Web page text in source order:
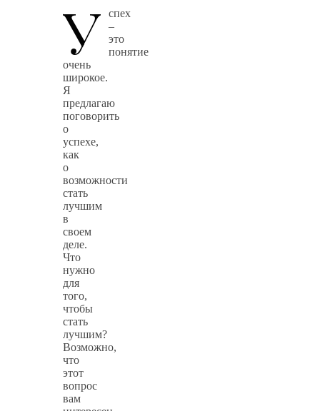
У
спех
–
это
понятие
очень
широкое.
Я
предлагаю
поговорить
о
успехе,
как
о
возможности
стать
лучшим
в
своем
деле.
Что
нужно
для
того,
чтобы
стать
лучшим?
Возможно,
что
этот
вопрос
вам